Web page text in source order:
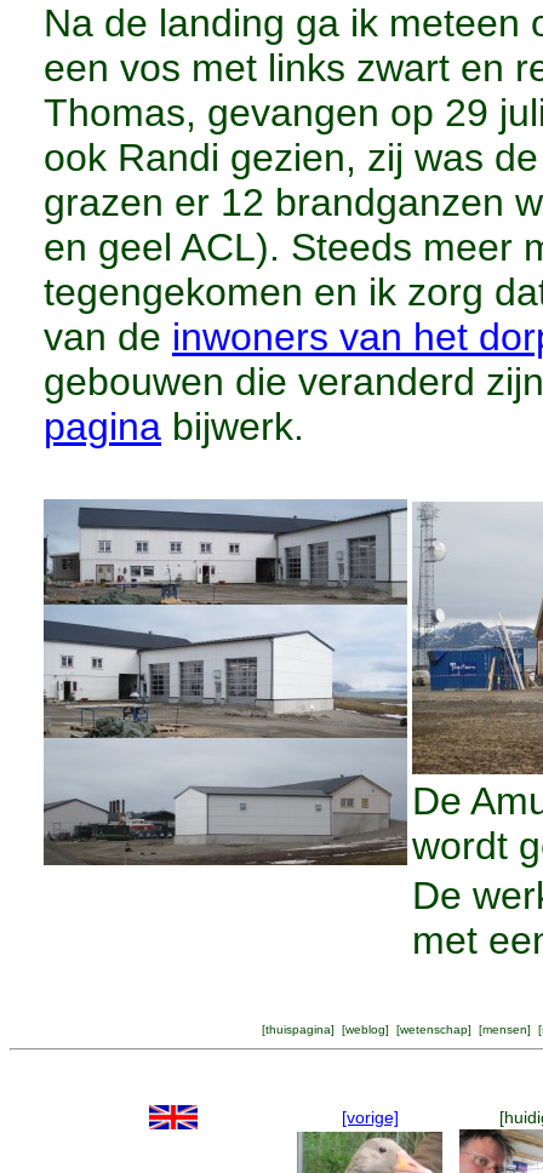
Na de landing ga ik meteen
een vos met links zwart en
Thomas, gevangen op 29
ook Randi gezien, zij was
grazen er 12 brandganzen
en geel ACL). Steeds meer
tegengekomen en ik zorg
van de inwoners van het
gebouwen die veranderd
pagina bijwerk.
De
wordt
De
met
[thuispagina] [weblog] [wetenschap] [mensen] [
[vorige]